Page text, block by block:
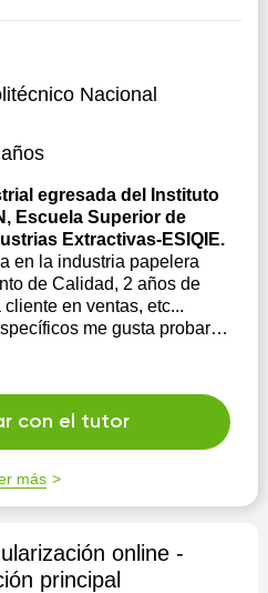
Nacional
egresada del Instituto
Escuela Superior de
Extractivas-ESIQIE.
en la industria papelera
de Calidad, 2 años de
en ventas, etc...
me gusta probar
quitar el concepto de que
Una v...
con el tutor
más
online -
principal